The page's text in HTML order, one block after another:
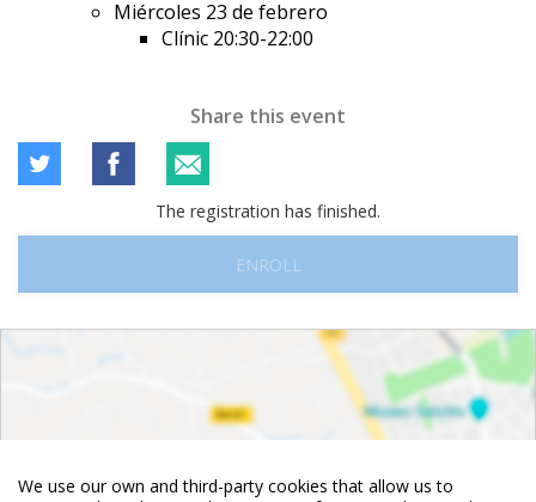
We use our own and third-party cookies that allow us to
Miércoles 23 de febrero
Clínic 20:30-22:00
Share this event
The registration has finished.
ENROLL